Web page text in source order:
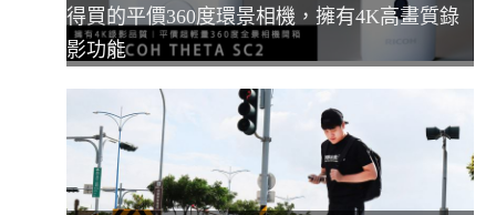
得買的平價360度環景相機，擁有4K高畫質錄
影功能